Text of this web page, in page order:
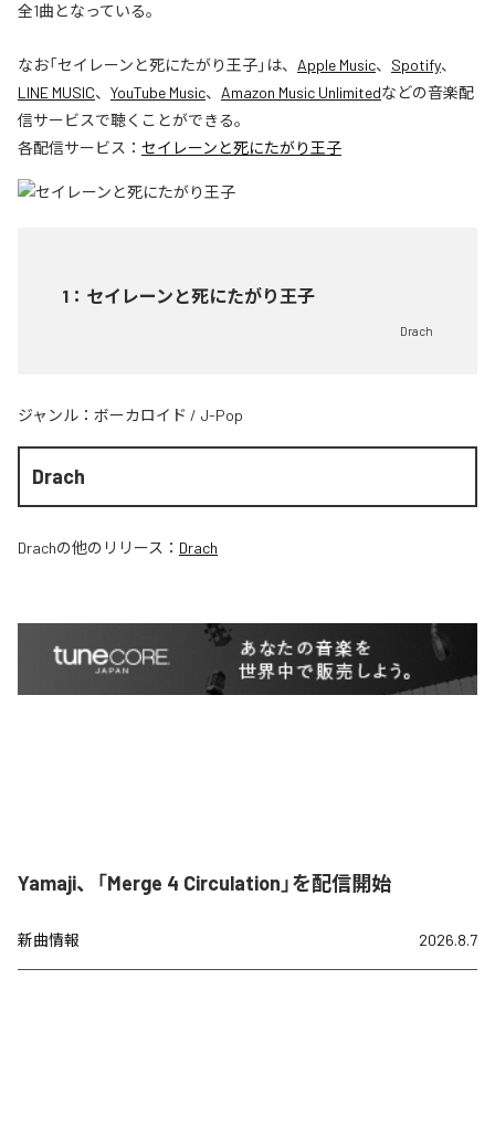
全1曲となっている。
なお「セイレーンと死にたがり王子」は、 Apple Music、 Spotify、
LINE MUSIC、 YouTube Music、 Amazon Music Unlimitedなどの音楽配
信サービスで聴くことができる。
各配信サービス： セイレーンと死にたがり王子
1 ： セイレーンと死にたがり王子
Drach
ジャンル： ボーカロイド / J-Pop
Drach
Drachの他のリリース： Drach
Yamaji、「Merge 4 Circulation」を配信開始
新曲情報 2026.8.7